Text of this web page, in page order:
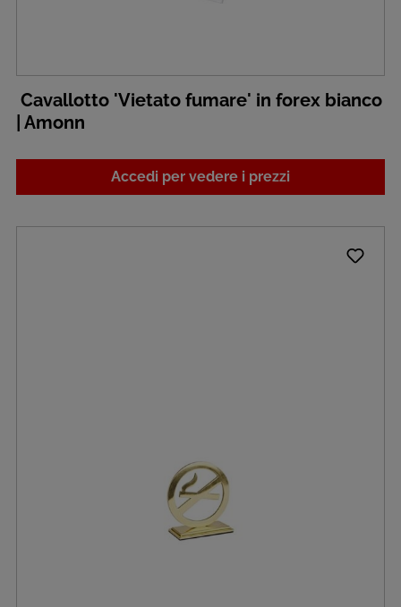
Cavallotto 'Vietato fumare' in forex bianco
| Amonn
Accedi per vedere i prezzi